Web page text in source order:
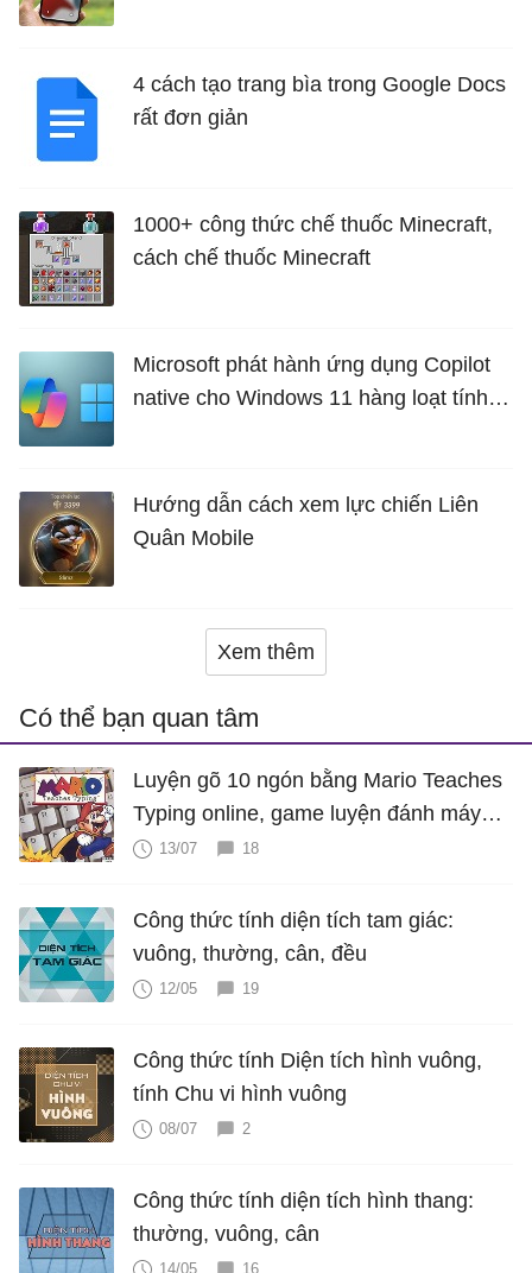
4 cách tạo trang bìa trong Google Docs
rất đơn giản
1000+ công thức chế thuốc Minecraft,
cách chế thuốc Minecraft
Microsoft phát hành ứng dụng Copilot
native cho Windows 11 hàng loạt tính
Hướng dẫn cách xem lực chiến Liên
Quân Mobile
Xem thêm
Có thể bạn quan tâm
Luyện gõ 10 ngón bằng Mario Teaches
Typing online, game luyện đánh máy
cực hấp dẫn
13/07 18
Công thức tính diện tích tam giác:
vuông, thường, cân, đều
12/05 19
Công thức tính Diện tích hình vuông,
tính Chu vi hình vuông
08/07 2
Công thức tính diện tích hình thang:
thường, vuông, cân
14/05 16